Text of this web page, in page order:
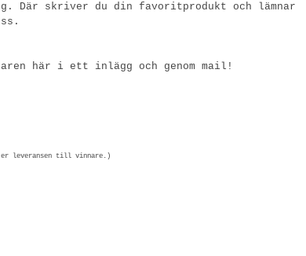
Där skriver du din favoritprodukt och lämnar
här i ett inlägg och genom mail!
leveransen till vinnare.)